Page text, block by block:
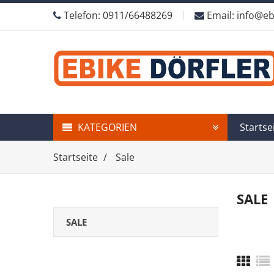
Telefon: 0911/66488269 Email:
KATEGORIEN
Startseite Sale
SALE
SALE